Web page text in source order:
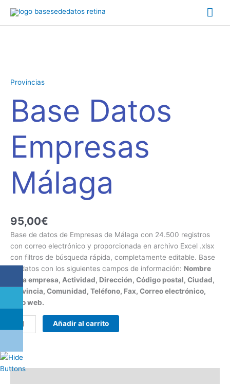
contenido
Provincias
Base Datos
Empresas
Málaga
95,00€
Base de datos de Empresas de Málaga con 24.500 registros
con correo electrónico y proporcionada en archivo Excel .xlsx
con filtros de búsqueda rápida, completamente editable. Base
de datos con los siguientes campos de información: Nombre
de la empresa, Actividad, Dirección, Código postal, Ciudad,
Provincia, Comunidad, Teléfono, Fax, Correo electrónico,
Sitio web.
Empresas
cantidad
Añadir al carrito